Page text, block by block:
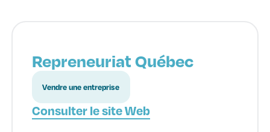
Repreneuriat Québec
Vendre une entreprise
Consulter le site Web